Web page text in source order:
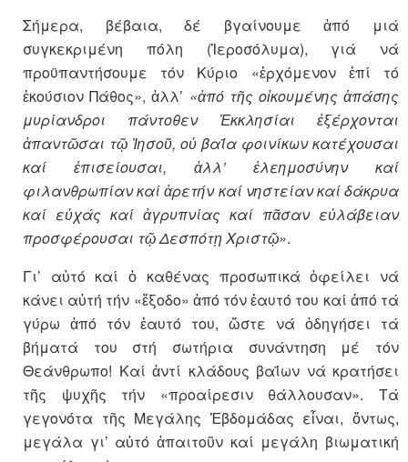
Σήμερα, βέβαια, δέ βγαίνουμε ἀπό μιά
συγκεκριμένη πόλη (Ἱεροσόλυμα), γιά νά
προϋπαντήσουμε τόν Κύριο «ἐρχόμενον ἐπί τό
ἑκούσιον Πάθος», ἀλλ’ «ἀπό τῆς οἰκουμένης ἁπάσης
μυρίανδροι πάντοθεν Ἐκκλησίαι ἐξέρχονται
ἀπαντῶσαι τῷ Ἰησοῦ, οὐ βαΐα φοινίκων κατέχουσαι
καί ἐπισείουσαι, ἀλλ’ ἐλεημοσύνην καί
φιλανθρωπίαν καί ἀρετήν καί νηστείαν καί δάκρυα
καί εὐχάς καί ἀγρυπνίας καί πᾶσαν εὐλάβειαν
προσφέρουσαι τῷ Δεσπότῃ Χριστῷ».
Γι’ αὐτό καί ὁ καθένας προσωπικά ὀφείλει νά
κάνει αὐτή τήν «ἔξοδο» ἀπό τόν ἑαυτό του καί ἀπό τά
γύρω ἀπό τόν ἑαυτό του, ὥστε νά ὁδηγήσει τά
βήματά του στή σωτήρια συνάντηση μέ τόν
Θεάνθρωπο! Καί ἀντί κλάδους βαΐων νά κρατήσει
τῆς ψυχῆς τήν «προαίρεσιν θάλλουσαν». Τά
γεγονότα τῆς Μεγάλης Ἑβδομάδας εἶναι, ὄντως,
μεγάλα γι’ αὐτό ἀπαιτοῦν καί μεγάλη βιωματική